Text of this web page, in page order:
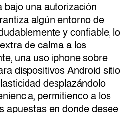
bajo una autorización
algún entorno de
y confiable, lo
de calma a los
una uso iphone sobre
dispositivos Android sitio
desplazándolo
permitiendo a los
apuestas en donde desee